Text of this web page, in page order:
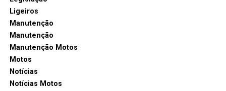
Ligeiros
Manutenção
Manutenção
Manutenção Motos
Motos
Notícias
Notícias Motos